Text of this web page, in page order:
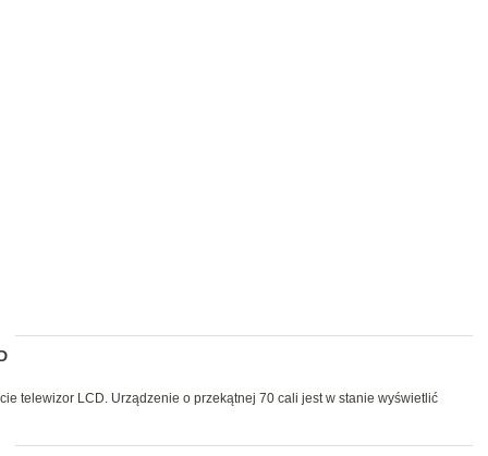
telewizor LCD. Urządzenie o przekątnej 70 cali jest w stanie wyświetlić